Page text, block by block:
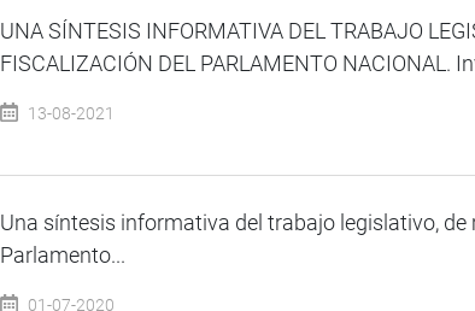
UNA SÍNTESIS INFORMATIVA DEL TRABAJO
FISCALIZACIÓN DEL PARLAMENTO
13-08-2021
Una síntesis informativa del trabajo legislativo,
Parlamento...
01-07-2020